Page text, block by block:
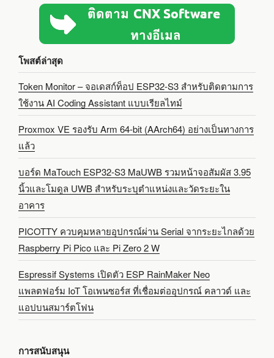
โพสต์ล่าสุด
Token Monitor – จอเดสก์ท็อป ESP32-S3 สำหรับติดตามการ
ใช้งาน AI Coding Assistant แบบเรียลไทม์
Proxmox VE รองรับ Arm 64-bit (AArch64) อย่างเป็นทางการ
แล้ว
บอร์ด MaTouch ESP32-S3 MaUWB รวมหน้าจอสัมผัส 3.95
นิ้วและโมดูล UWB สำหรับระบุตำแหน่งและวัดระยะใน
อาคาร
PICOTTY ควบคุมหลายอุปกรณ์ผ่าน Serial จากระยะไกลด้วย
Raspberry Pi Pico และ Pi Zero 2 W
Espressif Systems เปิดตัว ESP RainMaker Neo
แพลตฟอร์ม IoT โอเพนซอร์ส ที่เชื่อมต่ออุปกรณ์ คลาวด์ และ
แอปบนสมาร์ตโฟน
การสนับสนุน